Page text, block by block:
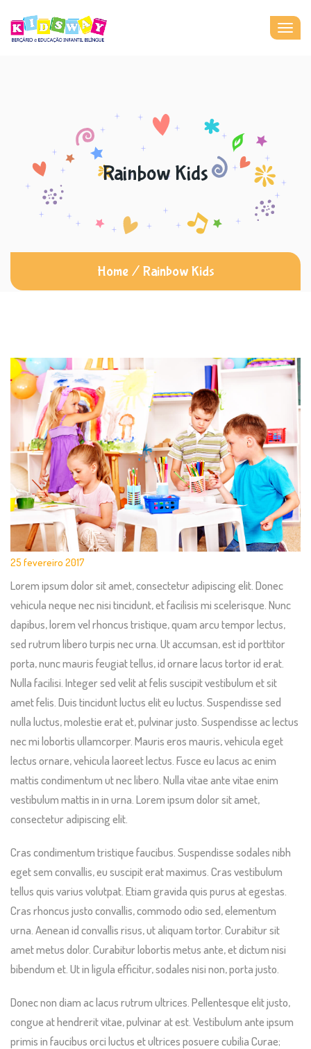
Rainbow Kids
Home / Rainbow Kids
25 fevereiro 2017
Lorem ipsum dolor sit amet, consectetur adipiscing elit. Donec
vehicula neque nec nisi tincidunt, et facilisis mi scelerisque. Nunc
dapibus, lorem vel rhoncus tristique, quam arcu tempor lectus,
sed rutrum libero turpis nec urna. Ut accumsan, est id porttitor
porta, nunc mauris feugiat tellus, id ornare lacus tortor id erat.
Nulla facilisi. Integer sed velit at felis suscipit vestibulum et sit
amet felis. Duis tincidunt luctus elit eu luctus. Suspendisse sed
nulla luctus, molestie erat et, pulvinar justo. Suspendisse ac lectus
nec mi lobortis ullamcorper. Mauris eros mauris, vehicula eget
lectus ornare, vehicula laoreet lectus. Fusce eu lacus ac enim
mattis condimentum ut nec libero. Nulla vitae ante vitae enim
vestibulum mattis in in urna. Lorem ipsum dolor sit amet,
consectetur adipiscing elit.
Cras condimentum tristique faucibus. Suspendisse sodales nibh
eget sem convallis, eu suscipit erat maximus. Cras vestibulum
tellus quis varius volutpat. Etiam gravida quis purus at egestas.
Cras rhoncus justo convallis, commodo odio sed, elementum
urna. Aenean id convallis risus, ut aliquam tortor. Curabitur sit
amet metus dolor. Curabitur lobortis metus ante, et dictum nisi
bibendum et. Ut in ligula efficitur, sodales nisi non, porta justo.
Donec non diam ac lacus rutrum ultrices. Pellentesque elit justo,
congue at hendrerit vitae, pulvinar at est. Vestibulum ante ipsum
primis in faucibus orci luctus et ultrices posuere cubilia Curae;